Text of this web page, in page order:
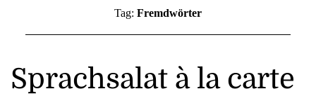
Tag: Fremdwörter
Sprachsalat à la carte